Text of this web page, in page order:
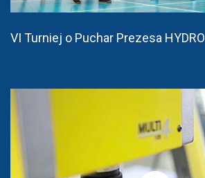
VI Turniej o Puchar Prezesa HYDRO